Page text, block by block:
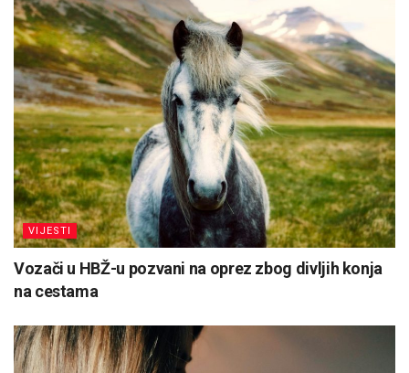
VIJESTI
Vozači u HBŽ-u pozvani na oprez zbog divljih konja
na cestama